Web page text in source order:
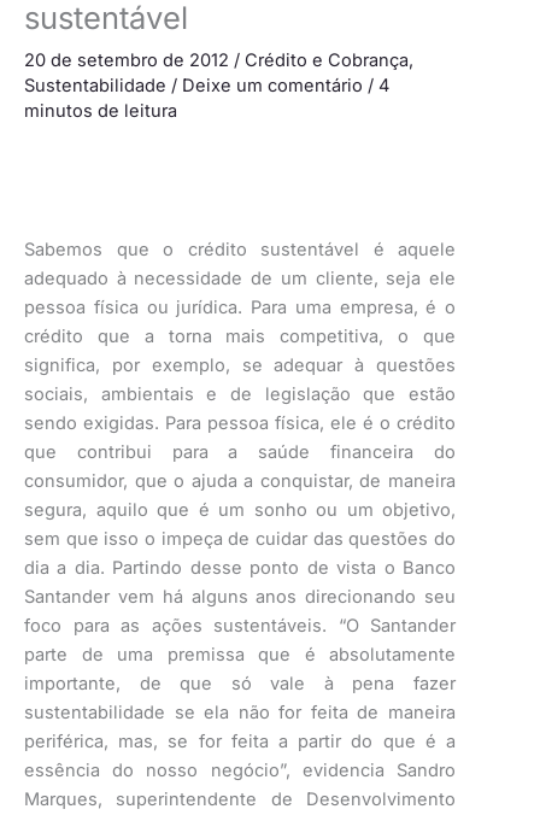
sustentável
20 de setembro de 2012 / Crédito e Cobrança,
Sustentabilidade / Deixe um comentário / 4
minutos de leitura
Sabemos que o crédito sustentável é aquele
adequado à necessidade de um cliente, seja ele
pessoa física ou jurídica. Para uma empresa, é o
crédito que a torna mais competitiva, o que
significa, por exemplo, se adequar à questões
sociais, ambientais e de legislação que estão
sendo exigidas. Para pessoa física, ele é o crédito
que contribui para a saúde financeira do
consumidor, que o ajuda a conquistar, de maneira
segura, aquilo que é um sonho ou um objetivo,
sem que isso o impeça de cuidar das questões do
dia a dia. Partindo desse ponto de vista o Banco
Santander vem há alguns anos direcionando seu
foco para as ações sustentáveis. “O Santander
parte de uma premissa que é absolutamente
importante, de que só vale à pena fazer
sustentabilidade se ela não for feita de maneira
periférica, mas, se for feita a partir do que é a
essência do nosso negócio”, evidencia Sandro
Marques, superintendente de Desenvolvimento